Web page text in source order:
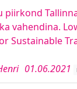
piirkond
vahendina.
Sustainable
01.06.2021